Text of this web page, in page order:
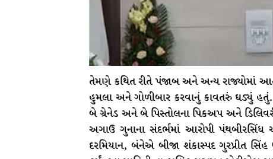
તેમણે કથિત રીતે પંજાબ અને અન્ય રાજ્યોમાં
હુમલા અને ગોળીબાર કરવાનું કાવતરું
બે ગ્રેનેડ અને બે પિસ્તોલના પિકઅપ અને
અગાઉ ગુનાના સંદર્ભમાં આરોપી
દરમિયાન, બંનેએ બીજા શંકાસ્પદ ગુરપ્રીત સિંહ